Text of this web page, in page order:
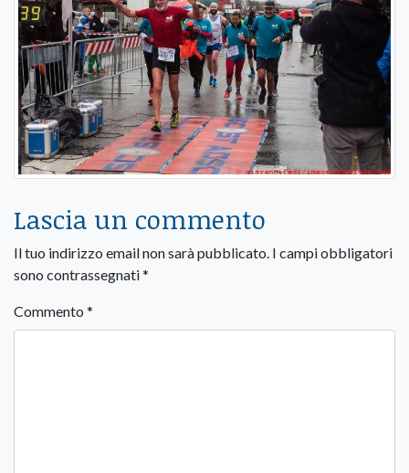
Lascia un commento
Il tuo indirizzo email non sarà pubblicato. I campi obbligatori
sono contrassegnati*
Commento *